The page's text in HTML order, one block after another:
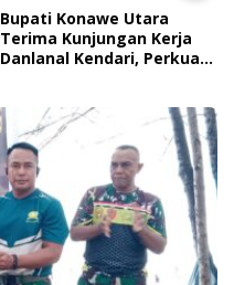
Bupati Konawe Utara
Terima Kunjungan Kerja
Danlanal Kendari, Perkuat